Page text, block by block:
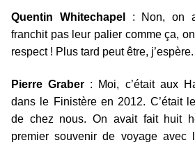
Quentin Whitechapel
: Non, on
franchit pas leur palier comme ça,
respect ! Plus tard peut être, j’espère.
Pierre Graber : Moi, c’était aux
dans le Finistère en 2012. C’était
de chez nous. On avait fait huit
premier souvenir de voyage